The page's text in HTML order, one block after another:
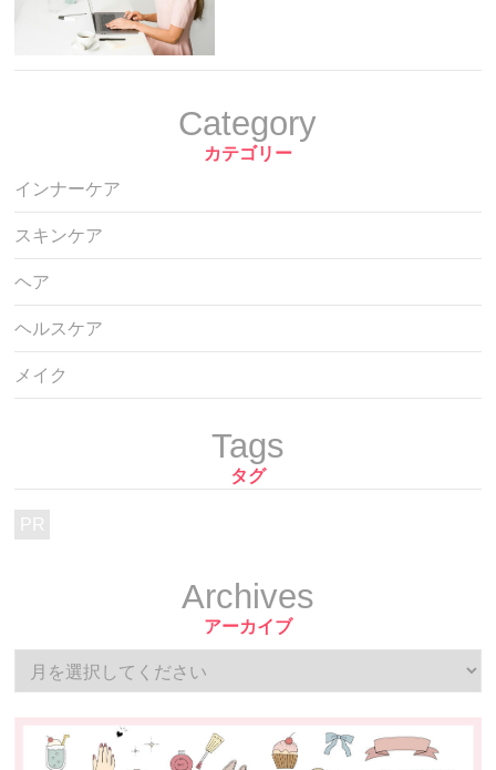
Category
カテゴリー
インナーケア
スキンケア
ヘア
ヘルスケア
メイク
Tags
タグ
PR
Archives
アーカイブ